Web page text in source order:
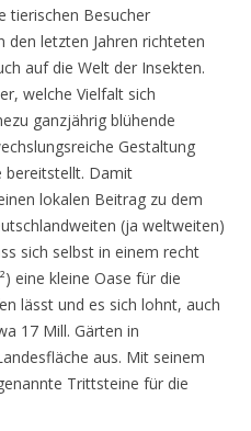
tierischen Besucher
letzten Jahren richteten
auf die Welt der Insekten.
welche Vielfalt sich
ganzjährig blühende
Gestaltung
bereitstellt. Damit
lokalen Beitrag zu dem
(ja weltweiten)
sich selbst in einem recht
eine kleine Oase für die
lässt und es sich lohnt, auch
17 Mill. Gärten in
aus. Mit seinem
Trittsteine für die